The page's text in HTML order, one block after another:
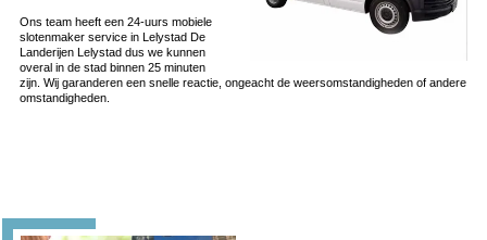
Ons team heeft een 24-uurs mobiele
slotenmaker service in Lelystad De
Landerijen Lelystad dus we kunnen
overal in de stad binnen 25 minuten
zijn. Wij garanderen een snelle reactie, ongeacht de weersomstandigheden of andere
omstandigheden.